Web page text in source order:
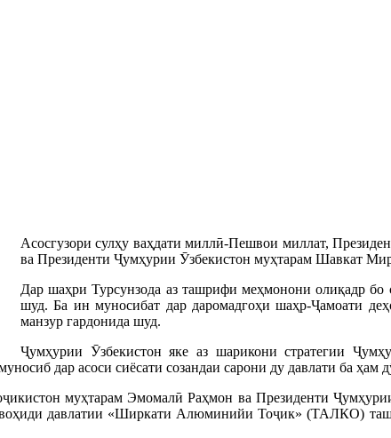
Асосгузори сулҳу ваҳдати миллӣ-Пешвои миллат,
ва Президенти Ҷумҳурии Ӯзбекистон муҳтарам Шавкат
Дар шаҳри Турсунзода аз ташрифи меҳмонони олиқадр бо
шуд. Ба ин муносибат дар даромадгоҳи шаҳр-Ҷамоати
манзур гардонида шуд.
Ҷумҳурии Ӯзбекистон яке аз шарикони стратегии
дар асоси сиёсати созандаи сарони ду давлати ба
муҳтарам Эмомалӣ Раҳмон ва Президенти
воҳиди давлатии «Ширкати Алюминийи Тоҷик» (ТАЛКО)